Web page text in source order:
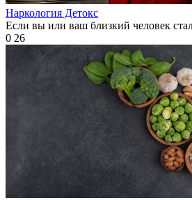
Наркология Детокс
Если вы или ваш близкий человек
0 26